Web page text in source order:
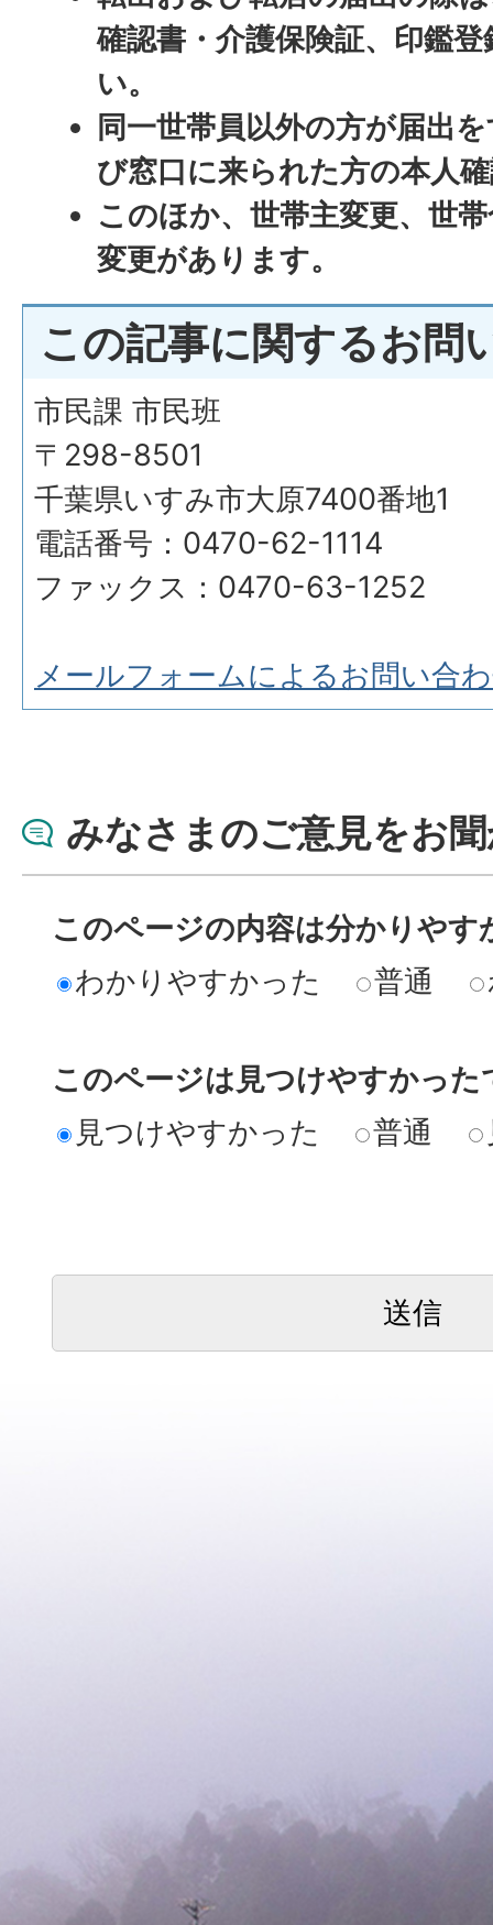
確認書・介護保険証、印鑑
い。
同一世帯員以外の方が届出
び窓口に来られた方の本人
このほか、世帯主変更、世
変更があります。
この記事に関するお問
市民課 市民班
〒298-8501
千葉県いすみ市大原7400番地1
電話番号：0470-62-1114
ファックス：0470-63-1252
メールフォームによるお問い合
みなさまのご意見をお
このページの内容は分かりやす
わかりやすかった
普通
このページは見つけやすかった
見つけやすかった
普通